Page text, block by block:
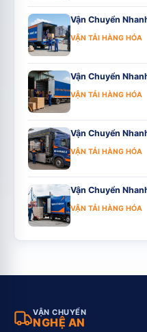
Vận Chuyển
VẬN TẢI HÀNG HÓA
Vận Chuyển
VẬN TẢI HÀNG HÓA
Vận Chuyển
VẬN TẢI HÀNG HÓA
Vận Chuyển
VẬN TẢI HÀNG HÓA
VẬN CHUYỂN
NGHỆ AN